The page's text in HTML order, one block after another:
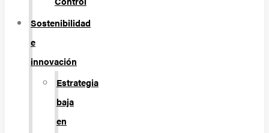
Sostenibilidad
e
innovación
Estrategia
baja
en